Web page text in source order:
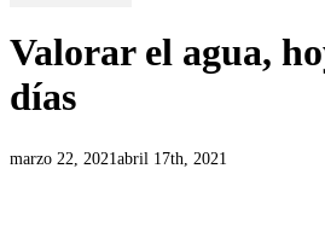
Valorar el agua,
días
marzo 22, 2021 abril 17th, 2021